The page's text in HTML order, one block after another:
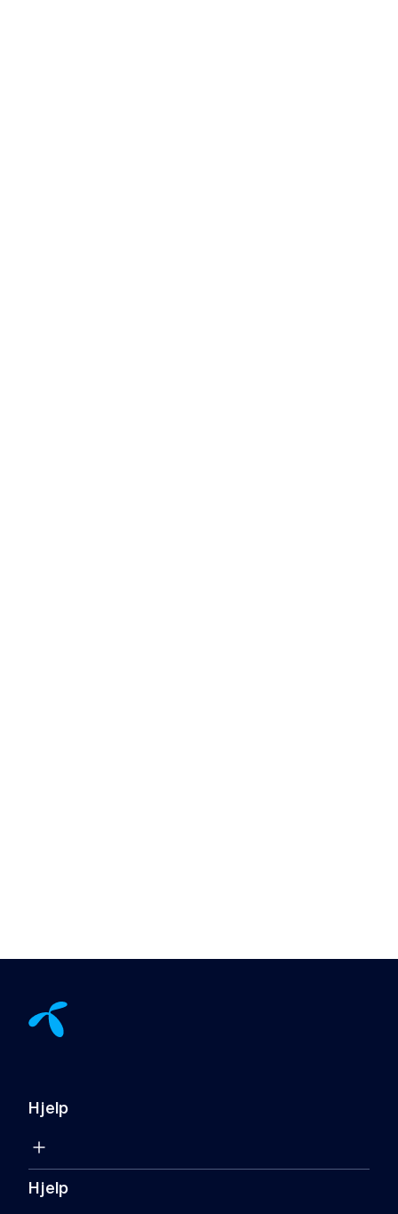
Hjelp
Hjelp